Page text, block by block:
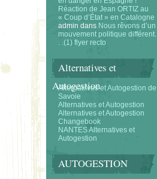
Réaction de Jean ORTIZ au
« Coup d’État » en Catalogne
admin dans Nous rêvons d’un
mouvement politique différent.
. .(1) flyer recto
Alternatives et
Autogestion
Alternatifves et Autogestion de
Savoie
Alternatives et Autogestion
Alternatives et Autogestion
Changebook
NANTES Alternatives et
Autogestion
AUTOGESTION